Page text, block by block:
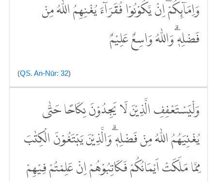
وَاِمَاۤىِٕكُمْۗ اِنْ يَّكُوْنُوْا فُقَرَاۤءَ يُغْنِهِمُ اللّٰهُ مِنْ
فَضْلِهٖۗ وَاللّٰهُ وَاسِعٌ عَلِيْمٌ
(QS. An-Nūr: 32)
وَلْيَسْتَعْفِفِ الَّذِيْنَ لَا يَجِدُوْنَ نِكَاحًا حَتّٰى
يُغْنِيَهُمُ اللّٰهُ مِنْ فَضْلِهٖ ۗوَالَّذِيْنَ يَبْتَغُوْنَ الْكِتٰبَ
مِمَّا مَلَكَتْ اَيْمَانُكُمْ فَكَاتِبُوْهُمْ اِنْ عَلِمْتُمْ فِيْهِمْ